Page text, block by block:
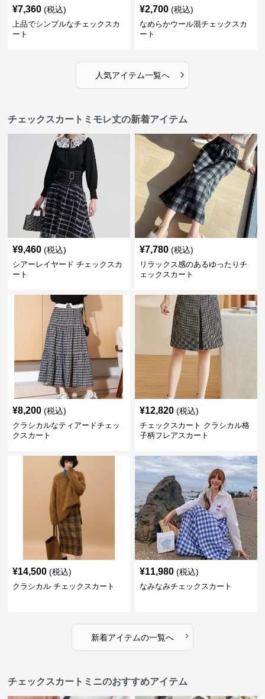
¥7,360 (税込)
上品でシンプルなチェックスカ
ート
¥2,700 (税込)
なめらかウール混チェックスカ
ート
人気アイテム一覧へ ›
チェックスカートミモレ丈の新着アイテム
¥9,460 (税込)
シアーレイヤード チェックスカ
ート
¥7,780 (税込)
リラックス感のあるゆったりチ
ェックスカート
¥8,200 (税込)
クラシカルなティアードチェッ
クスカート
¥12,820 (税込)
チェックスカート クラシカル格
子柄フレアスカート
¥14,500 (税込)
クラシカル チェックスカート
¥11,980 (税込)
なみなみチェックスカート
新着アイテムの一覧へ ›
チェックスカートミニのおすすめアイテム